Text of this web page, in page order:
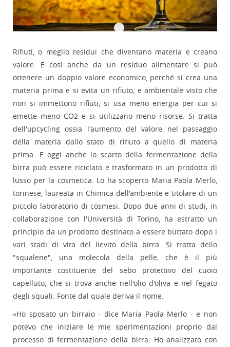
Rifiuti, o meglio residui che diventano materia e creano
valore. E così anche da un residuo alimentare si può
ottenere un doppio valore economico, perché si crea una
materia prima e si evita un rifiuto, e ambientale visto che
non si immettono rifiuti, si usa meno energia per cui si
emette meno CO2 e si utilizzano meno risorse. Si tratta
dell'upcycling ossia l'aumento del valore nel passaggio
della materia dallo stato di rifiuto a quello di materia
prima. E oggi anche lo scarto della fermentazione della
birra può essere riciclato e trasformato in un prodotto di
lusso per la cosmetica. Lo ha scoperto Maria Paola Merlo,
torinese, laureata in Chimica dell'ambiente e titolare di un
piccolo laboratorio di cosmesi. Dopo due anni di studi, in
collaborazione con l'Università di Torino, ha estratto un
principio da un prodotto destinato a essere buttato dopo i
vari stadi di vita del lievito della birra. Si tratta dello
"squalene", una molecola della pelle, che è il più
importante costituente del sebo protettivo del cuoio
capelluto, che si trova anche nell'olio d'oliva e nel fegato
degli squali. Fonte dal quale deriva il nome.
«Ho sposato un birraio - dice Maria Paola Merlo - e non
potevo che iniziare le mie sperimentazioni proprio dal
processo di fermentazione della birra. Ho analizzato con